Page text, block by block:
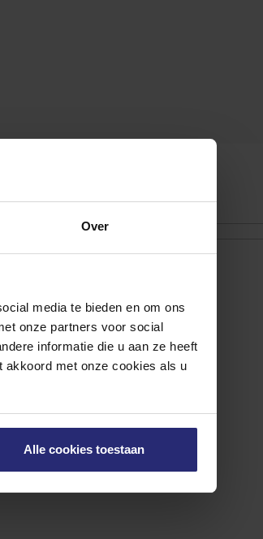
Over
media te bieden en om ons
onze partners voor social
informatie die u aan ze heeft
met onze cookies als u
Alle cookies toestaan